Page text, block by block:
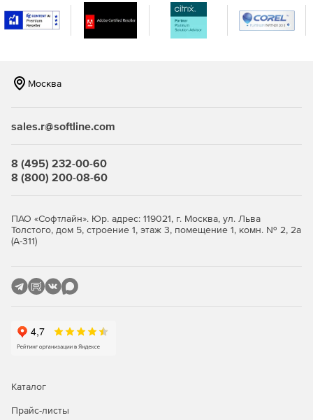
Единое хранилище – размещение в едином
защищенном месте всех паролей, логинов,
документов.
посылать запрос на извлечение пароля для
могут назначаться на основании ролей и прав
пользователей в организации.
паролей дистанционно (версия Premium) через web-
интерфейс Password Manager Pro или автоматически
синхронизации с удаленными системами (версия
Premium).
Аудит и отчетность – ведение истории того, кто, когда
Москва
sales.r@softline.com
8 (495) 232-00-60
8 (800) 200-08-60
ПАО «Софтлайн». Юр. адрес: 119021, г. Москва, ул. Льва
Толстого, дом 5, строение 1, этаж 3, помещение 1, комн. № 2, 2а
(А-311)
Каталог
Прайс-листы